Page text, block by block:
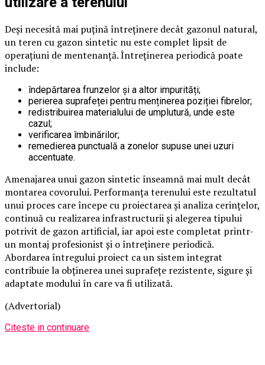
Deși necesită mai puțină întreținere decât gazonul natural,
un teren cu gazon sintetic nu este complet lipsit de
operațiuni de mentenanță. Întreținerea periodică poate
include:
îndepărtarea frunzelor și a altor impurități;
perierea suprafeței pentru menținerea poziției fibrelor;
redistribuirea materialului de umplutură, unde este
cazul;
verificarea îmbinărilor;
remedierea punctuală a zonelor supuse unei uzuri
accentuate.
Amenajarea unui gazon sintetic înseamnă mai mult decât
montarea covorului. Performanța terenului este rezultatul
unui proces care începe cu proiectarea și analiza cerințelor,
continuă cu realizarea infrastructurii și alegerea tipului
potrivit de gazon artificial, iar apoi este completat printr-
un montaj profesionist și o întreținere periodică.
Abordarea întregului proiect ca un sistem integrat
contribuie la obținerea unei suprafețe rezistente, sigure și
adaptate modului în care va fi utilizată.
(Advertorial)
Citeste in continuare